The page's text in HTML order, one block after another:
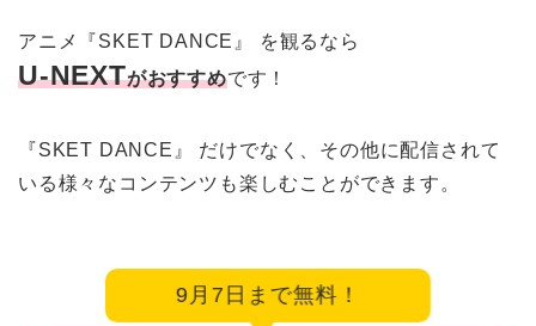
アニメ『SKET DANCE』 を観るなら
U-NEXTがおすすめです！
『SKET DANCE』 だけでなく、その他に配信されて
いる様々なコンテンツも楽しむことができます。
9月7日まで無料！